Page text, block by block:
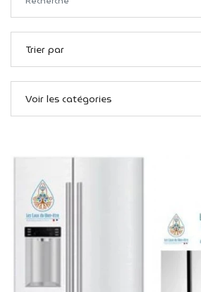
Trier par
Voir les catégories